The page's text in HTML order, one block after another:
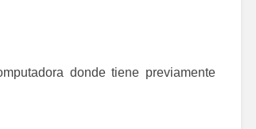
donde tiene previamente